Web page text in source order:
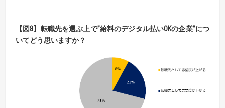
【 図8】 転職先を選ぶ上で”給料のデジタル払いOKの企業”につ
いてどう思いますか？